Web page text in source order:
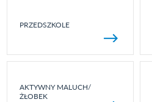
PRZEDSZKOLE
AKTYWNY MALUCH/
ŻŁOBEK